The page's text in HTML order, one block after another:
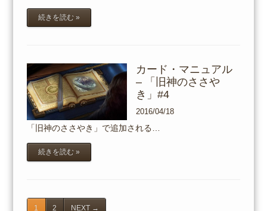
続きを読む »
カード・マニュアル
– 「旧神のささや
き」#4
2016/04/18
「旧神のささやき」で追加される…
続きを読む »
1 2 NEXT →